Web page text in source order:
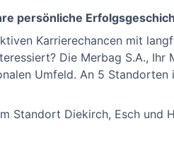
persönliche
Karrierechancen mit
Die Merbag S.A., Ihr
Umfeld. An 5 Standorten
Standort Diekirch, Esch und